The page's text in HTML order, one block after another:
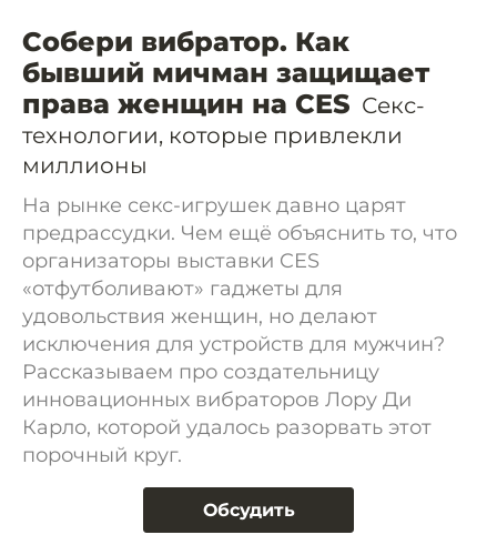
Собери вибратор. Как
бывший мичман защищает
права женщин на CES Секс-
технологии, которые привлекли
миллионы
На рынке секс-игрушек давно царят
предрассудки. Чем ещё объяснить то, что
организаторы выставки CES
«отфутболивают» гаджеты для
удовольствия женщин, но делают
исключения для устройств для мужчин?
Рассказываем про создательницу
инновационных вибраторов Лору Ди
Карло, которой удалось разорвать этот
порочный круг.
Обсудить